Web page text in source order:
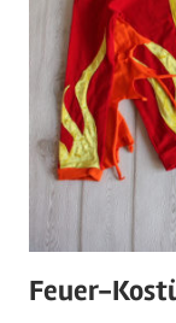
Feuer-